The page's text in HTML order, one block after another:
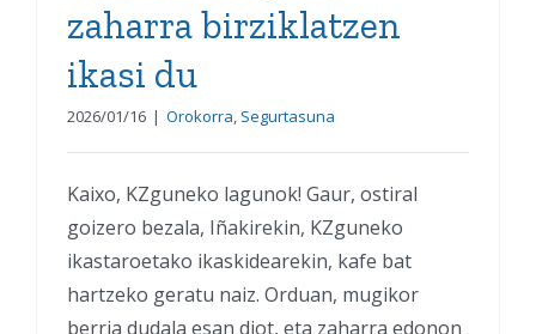
zaharra birziklatzen
ikasi du
2026/01/16 | Orokorra, Segurtasuna
Kaixo, KZguneko lagunok! Gaur, ostiral
goizero bezala, Iñakirekin, KZguneko
ikastaroetako ikaskidearekin, kafe bat
hartzeko geratu naiz. Orduan, mugikor
berria dudala esan diot, eta zaharra edonon